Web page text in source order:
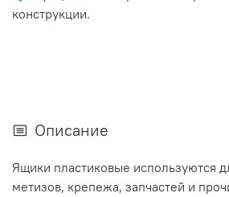
конструкции.
Описание
Ящики пластиковые используются
метизов, крепежа, запчастей и